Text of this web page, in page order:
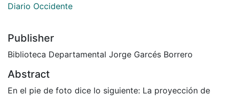
Diario Occidente
Publisher
Biblioteca Departamental Jorge Garcés Borrero
Abstract
En el pie de foto dice lo siguiente: La proyección de